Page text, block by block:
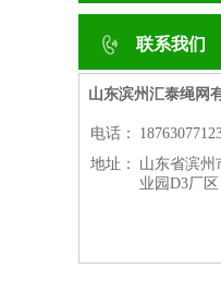
联系我们
山东滨州汇泰绳网
电话：
地址：
山东省滨州
业园D3厂区